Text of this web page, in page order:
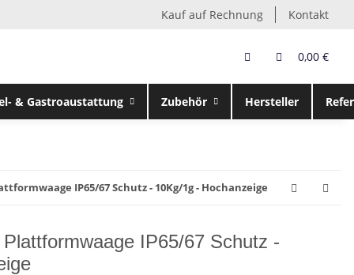
Kauf auf Rechnung Kontakt
0,00 €
& Gastroaustattung Zubehör Hersteller
IP65/67 Schutz - 10Kg/1g - Hochanzeige
IP65/67 Schutz -